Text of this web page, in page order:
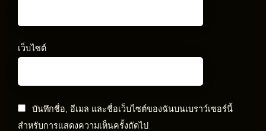
เว็บไซต์
บันทึกชื่อ, อีเมล และชื่อเว็บไซต์ของฉันบนเบราว์เซอร์นี้
สำหรับการแสดงความเห็นครั้งถัดไป